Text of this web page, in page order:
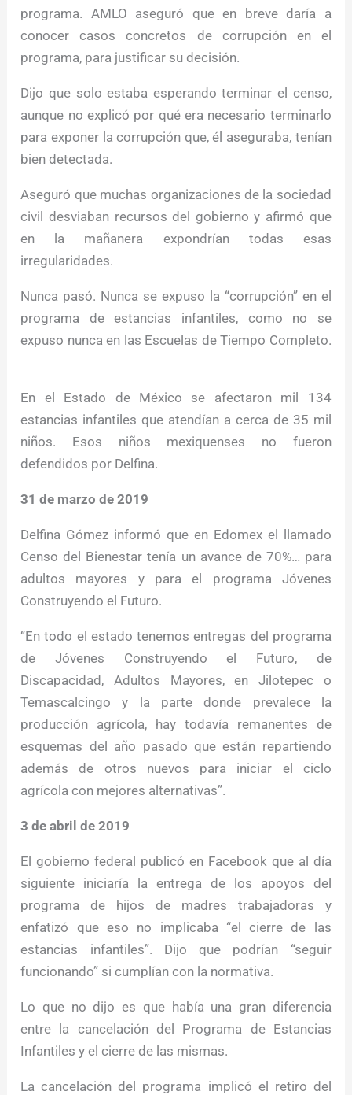
programa. AMLO aseguró que en breve daría a
conocer casos concretos de corrupción en el
programa, para justificar su decisión.
Dijo que solo estaba esperando terminar el censo,
aunque no explicó por qué era necesario terminarlo
para exponer la corrupción que, él aseguraba, tenían
bien detectada.
Aseguró que muchas organizaciones de la sociedad
civil desviaban recursos del gobierno y afirmó que
en la mañanera expondrían todas esas
irregularidades.
Nunca pasó. Nunca se expuso la “corrupción” en el
programa de estancias infantiles, como no se
expuso nunca en las Escuelas de Tiempo Completo.
En el Estado de México se afectaron mil 134
estancias infantiles que atendían a cerca de 35 mil
niños. Esos niños mexiquenses no fueron
defendidos por Delfina.
31 de marzo de 2019
Delfina Gómez informó que en Edomex el llamado
Censo del Bienestar tenía un avance de 70%… para
adultos mayores y para el programa Jóvenes
Construyendo el Futuro.
“En todo el estado tenemos entregas del programa
de Jóvenes Construyendo el Futuro, de
Discapacidad, Adultos Mayores, en Jilotepec o
Temascalcingo y la parte donde prevalece la
producción agrícola, hay todavía remanentes de
esquemas del año pasado que están repartiendo
además de otros nuevos para iniciar el ciclo
agrícola con mejores alternativas”.
3 de abril de 2019
El gobierno federal publicó en Facebook que al día
siguiente iniciaría la entrega de los apoyos del
programa de hijos de madres trabajadoras y
enfatizó que eso no implicaba “el cierre de las
estancias infantiles”. Dijo que podrían “seguir
funcionando” si cumplían con la normativa.
Lo que no dijo es que había una gran diferencia
entre la cancelación del Programa de Estancias
Infantiles y el cierre de las mismas.
La cancelación del programa implicó el retiro del